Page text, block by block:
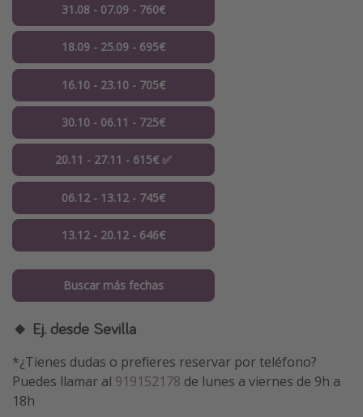
31.08 - 07.09 - 760€
18.09 - 25.09 - 695€
16.10 - 23.10 - 705€
30.10 - 06.11 - 725€
20.11 - 27.11 - 615€ ✅
06.12 - 13.12 - 745€
13.12 - 20.12 - 646€
Buscar más fechas
🔸 Ej. desde Sevilla
*¿Tienes dudas o prefieres reservar por teléfono?
Puedes llamar al 919152178 de lunes a viernes de 9h a
18h